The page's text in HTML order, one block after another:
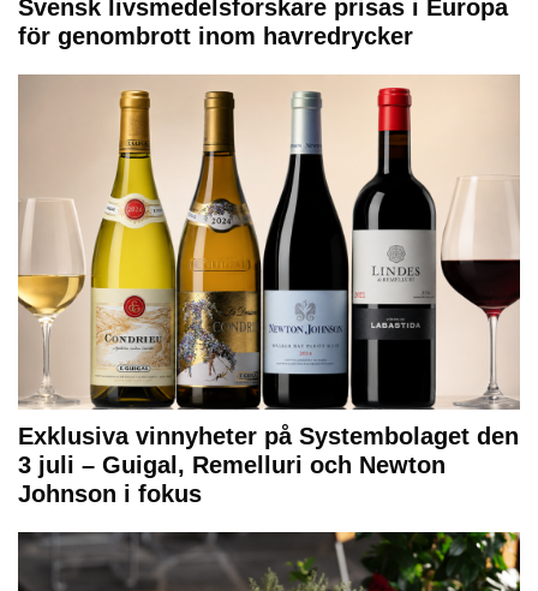
Svensk livsmedelsforskare prisas i Europa
för genombrott inom havredrycker
Exklusiva vinnyheter på Systembolaget den
3 juli – Guigal, Remelluri och Newton
Johnson i fokus